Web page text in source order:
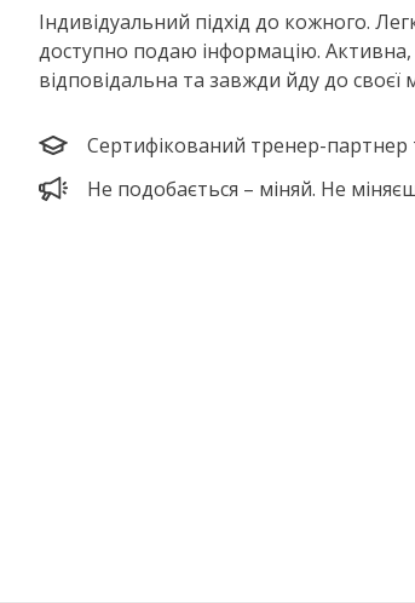
Індивідуальний підхід до кожного.
доступно подаю інформацію. Активна,
відповідальна та завжди йду до своєї
Сертифікований тренер-партнер
Не подобається – міняй. Не